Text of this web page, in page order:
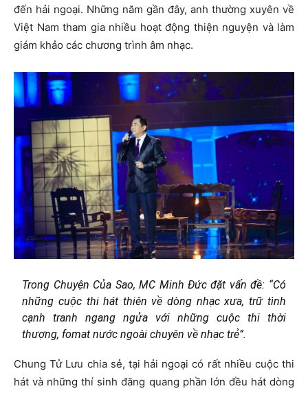
đến hải ngoại. Những năm gần đây, anh thường xuyên về
Việt Nam tham gia nhiều hoạt động thiện nguyện và làm
giám khảo các chương trình âm nhạc.
Trong Chuyện Của Sao, MC Minh Đức đặt vấn đề: “Có
những cuộc thi hát thiên về dòng nhạc xưa, trữ tình
cạnh tranh ngang ngửa với những cuộc thi thời
thượng, fomat nước ngoài chuyên về nhạc trẻ”.
Chung Tử Lưu chia sẻ, tại hải ngoại có rất nhiều cuộc thi
hát và những thí sinh đăng quang phần lớn đều hát dòng